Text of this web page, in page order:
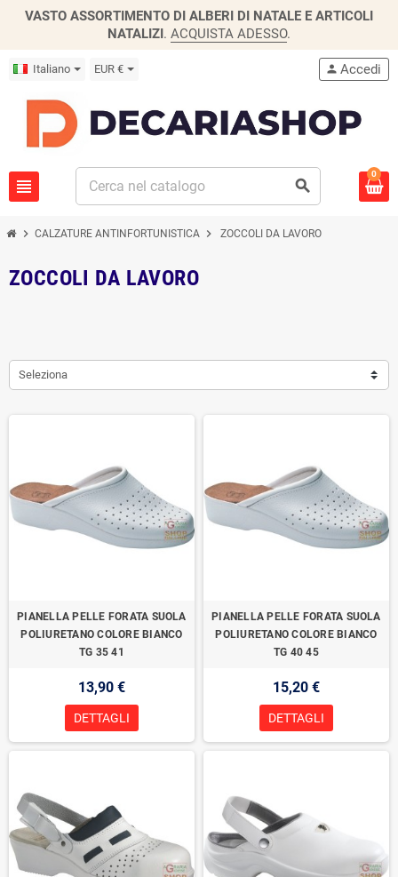
VASTO ASSORTIMENTO DI ALBERI DI NATALE E ARTICOLI
NATALIZI. ACQUISTA ADESSO.
Italiano EUR €
view_headline search
person Accedi
0
chevron_right CALZATURE ANTINFORTUNISTICA chevron_right ZOCCOLI DA LAVORO
ZOCCOLI DA LAVORO
Seleziona
PIANELLA PELLE FORATA SUOLA
POLIURETANO COLORE BIANCO
TG 35 41
13,90 €
DETTAGLI
PIANELLA PELLE FORATA SUOLA
POLIURETANO COLORE BIANCO
TG 40 45
15,20 €
DETTAGLI